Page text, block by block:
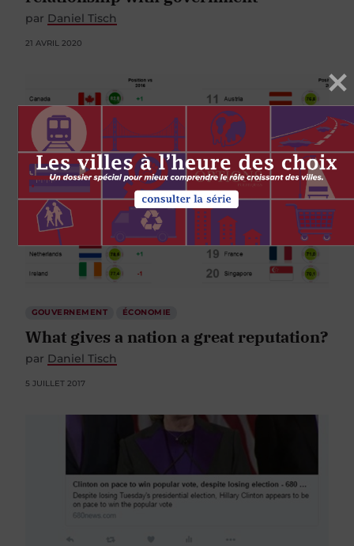
par Daniel Tisch
21 AVRIL 2020
GOUVERNEMENT ÉCONOMIE
What gives a nation a great reputation?
par Daniel Tisch
5 JUILLET 2017